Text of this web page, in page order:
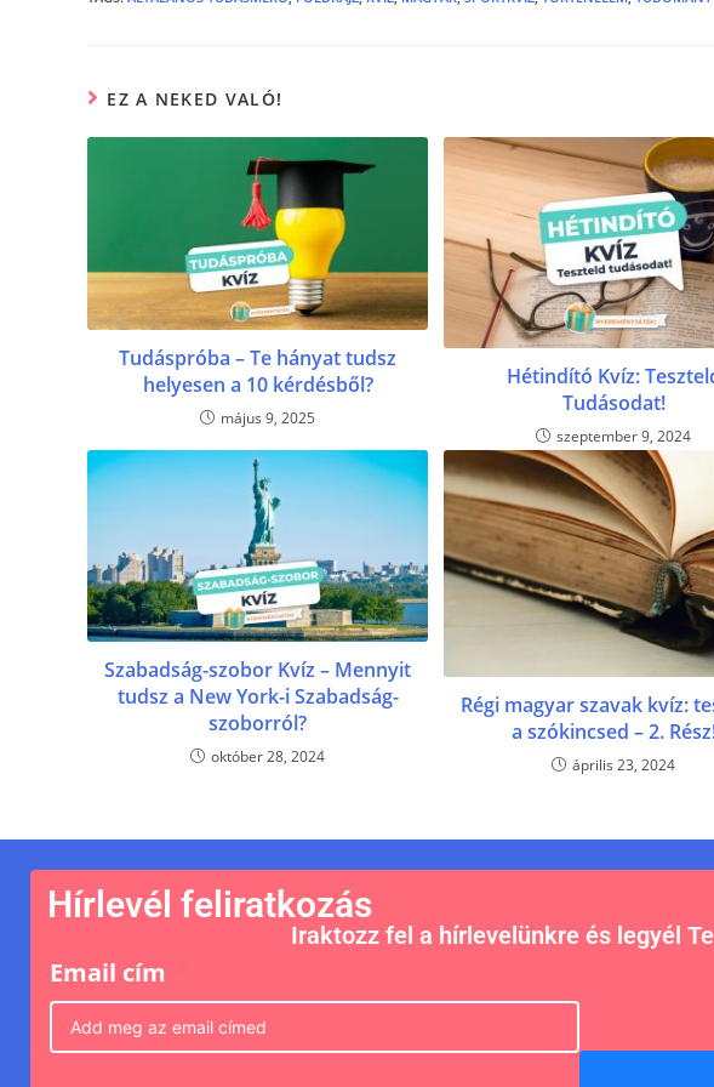
o
k
er
EZ A NEKED VALÓ!
Tudáspróba – Te hányat tudsz
helyesen a 10 kérdésből?
május 9, 2025
Hétindító Kvíz:
Tudásodat!
szeptember 9, 2024
Szabadság-szobor Kvíz – Mennyit
tudsz a New York-i Szabadság-
szoborról?
október 28, 2024
Régi magyar szavak kvíz:
a szókincsed – 2.
április 23, 2024
Hírlevél feliratkozás
Iraktozz fel a hírlevelünkre és legyél
Email cím